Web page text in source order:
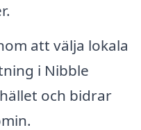
att välja lokala
i Nibble
och bidrar